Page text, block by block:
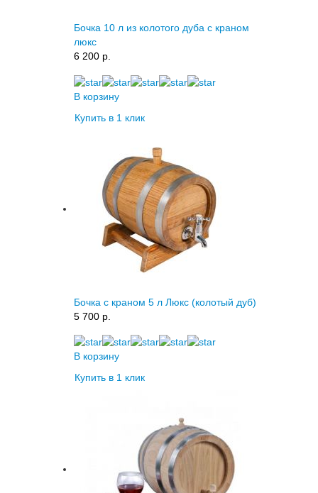
Бочка 10 л из колотого дуба с краном
люкс
6 200 p.
В корзину
Купить в 1 клик
Бочка с краном 5 л Люкс (колотый дуб)
5 700 p.
В корзину
Купить в 1 клик